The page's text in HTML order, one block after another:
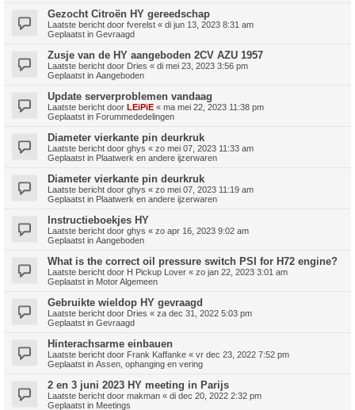
Gezocht Citroën HY gereedschap
Laatste bericht door fverelst « di jun 13, 2023 8:31 am
Geplaatst in Gevraagd
Zusje van de HY aangeboden 2CV AZU 1957
Laatste bericht door Dries « di mei 23, 2023 3:56 pm
Geplaatst in Aangeboden
Update serverproblemen vandaag
Laatste bericht door LEiPiE « ma mei 22, 2023 11:38 pm
Geplaatst in Forummededelingen
Diameter vierkante pin deurkruk
Laatste bericht door ghys « zo mei 07, 2023 11:33 am
Geplaatst in Plaatwerk en andere ijzerwaren
Diameter vierkante pin deurkruk
Laatste bericht door ghys « zo mei 07, 2023 11:19 am
Geplaatst in Plaatwerk en andere ijzerwaren
Instructieboekjes HY
Laatste bericht door ghys « zo apr 16, 2023 9:02 am
Geplaatst in Aangeboden
What is the correct oil pressure switch PSI for H72 engine?
Laatste bericht door H Pickup Lover « zo jan 22, 2023 3:01 am
Geplaatst in Motor Algemeen
Gebruikte wieldop HY gevraagd
Laatste bericht door Dries « za dec 31, 2022 5:03 pm
Geplaatst in Gevraagd
Hinterachsarme einbauen
Laatste bericht door Frank Kaffanke « vr dec 23, 2022 7:52 pm
Geplaatst in Assen, ophanging en vering
2 en 3 juni 2023 HY meeting in Parijs
Laatste bericht door makman « di dec 20, 2022 2:32 pm
Geplaatst in Meetings